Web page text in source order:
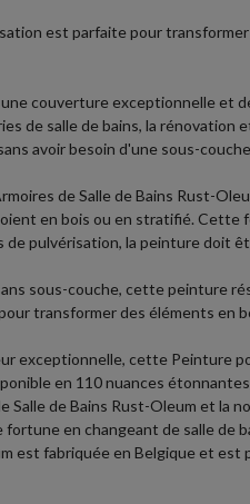
est parfaite pour
couverture exceptionnelle
de salle de bains, la
avoir besoin d'une sous-
de Salle de Bains Rust-
en bois ou en stratifié.
pulvérisation, la peinture doit
sous-couche, cette peinture
transformer des éléments
cette Peinture
en 110 nuances
de Bains Rust-Oleum et la
en changeant de salle de
est fabriquée en Belgique et est